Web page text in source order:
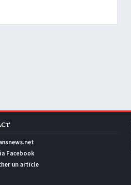
Facebook
un article